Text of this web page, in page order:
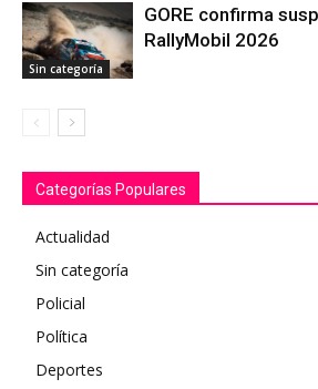
Sin categoría
GORE confirma
RallyMobil 2026
Categorías Populares
Actualidad
Sin categoría
Policial
Política
Deportes